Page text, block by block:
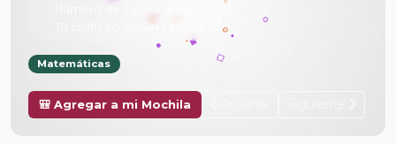
Sin calificar
Matemáticas
🎒 Agregar a mi Mochila